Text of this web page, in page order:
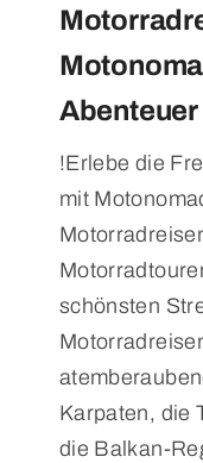
!Erlebe die
mit
schönsten
Karpaten, die
die Balkan-